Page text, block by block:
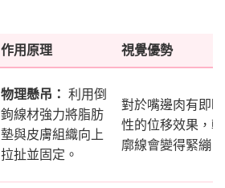
作用原理 視覺優勢
物理懸吊： 利用倒
鉤線材強力將脂肪
墊與皮膚組織向上
拉扯並固定。
對於嘴邊肉有即時
性的位移效果，輪
廓線會變得緊繃。